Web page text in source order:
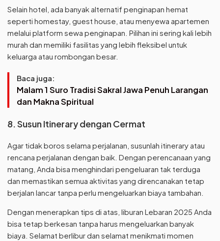
Selain hotel, ada banyak alternatif penginapan hemat
seperti homestay, guest house, atau menyewa apartemen
melalui platform sewa penginapan. Pilihan ini sering kali lebih
murah dan memiliki fasilitas yang lebih fleksibel untuk
keluarga atau rombongan besar.
Baca juga:
Malam 1 Suro Tradisi Sakral Jawa Penuh Larangan
dan Makna Spiritual
8. Susun Itinerary dengan Cermat
Agar tidak boros selama perjalanan, susunlah itinerary atau
rencana perjalanan dengan baik. Dengan perencanaan yang
matang, Anda bisa menghindari pengeluaran tak terduga
dan memastikan semua aktivitas yang direncanakan tetap
berjalan lancar tanpa perlu mengeluarkan biaya tambahan.
Dengan menerapkan tips di atas, liburan Lebaran 2025 Anda
bisa tetap berkesan tanpa harus mengeluarkan banyak
biaya. Selamat berlibur dan selamat menikmati momen